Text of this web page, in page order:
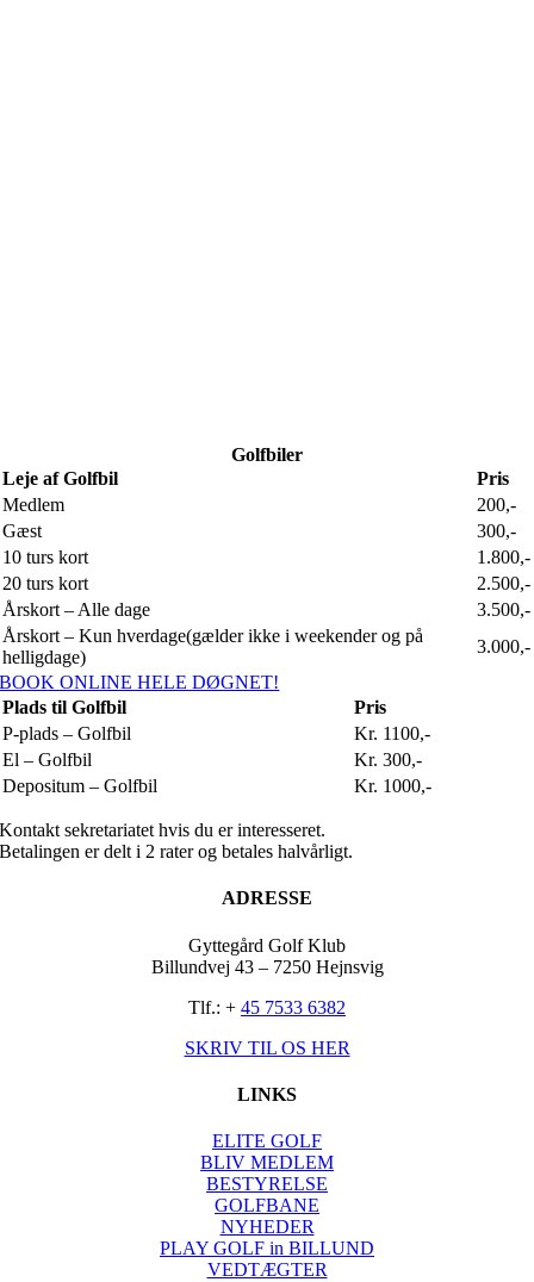
Golfbiler
Leje af Golfbil
Pris
Medlem
200,-
Gæst
300,-
10 turs kort
1.800,-
20 turs kort
2.500,-
Årskort – Alle dage
3.500,-
Årskort – Kun hverdage(gælder ikke i weekender og på
helligdage)
3.000,-
BOOK ONLINE HELE DØGNET!
Plads til Golfbil
Pris
P-plads – Golfbil
Kr. 1100,-
El – Golfbil
Kr. 300,-
Depositum – Golfbil
Kr. 1000,-
Kontakt sekretariatet hvis du er interesseret.
Betalingen er delt i 2 rater og betales halvårligt.
ADRESSE
Gyttegård Golf Klub
Billundvej 43 – 7250 Hejnsvig
Tlf.: + 45 7533 6382
SKRIV TIL OS HER
LINKS
ELITE GOLF
BLIV MEDLEM
BESTYRELSE
GOLFBANE
NYHEDER
PLAY GOLF in BILLUND
VEDTÆGTER